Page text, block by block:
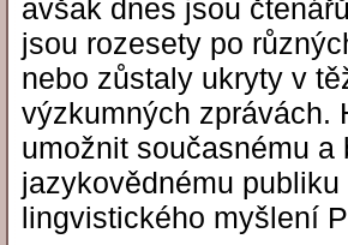
avšak dnes jsou
jsou rozesety po
nebo zůstaly ukryty v
výzkumných zprávách.
umožnit současnému
jazykovědnému
lingvistického myšlení